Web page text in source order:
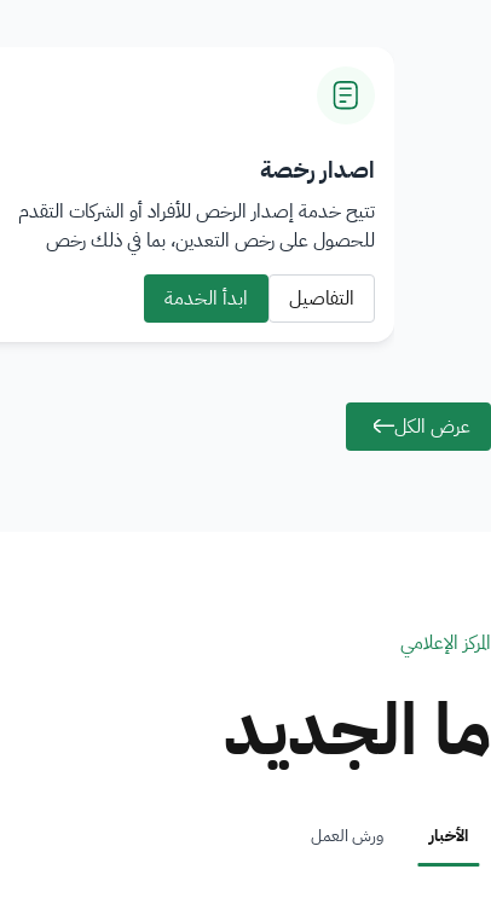
اصدار رخصة
تتيح خدمة إصدار الرخص للأفراد أو الشركات التقدم
للحصول على رخص التعدين، بما في ذلك رخص
الاستطلاع، الكشف، الاستغلال، ورخصة الأغراض العامة.
يتم تنظيم…
التفاصيل ابدأ الخدمة
عرض الكل
المركز الإعلامي
ما الجديد
الأخبار ورش العمل